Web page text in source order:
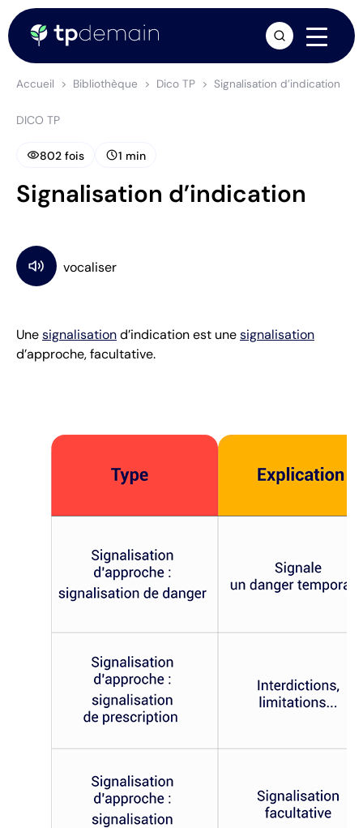
Accueil Bibliothèque Dico TP Signalisation d’indication
DICO TP
visibility802 fois schedule1 min
Signalisation d’indication
Unesignalisationd’indication est unesignalisation
d’approche, facultative.
arrow_forward